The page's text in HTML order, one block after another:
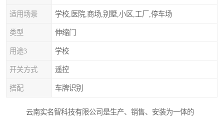
适用场景 学校,医院,商场,别墅,小区,工厂,停车场
类型 伸缩门
用途3 学校
开关方式 遥控
搭配 车牌识别
云南实名智科技有限公司是生产、销售、安装为一体的